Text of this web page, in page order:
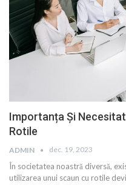
Importanța Și
Rotile
ADMIN dec. 19, 2023
În societatea noastră diversă,
utilizarea unui scaun cu rotile